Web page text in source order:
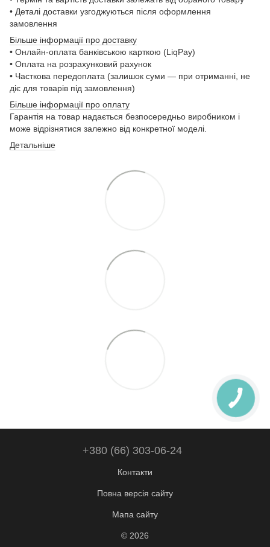
• Деталі доставки узгоджуються після оформлення
замовлення
Більше інформації про доставку
• Онлайн-оплата банківською карткою (LiqPay)
• Оплата на розрахунковий рахунок
• Часткова передоплата (залишок суми — при отриманні, не
діє для товарів під замовлення)
Більше інформації про оплату
Гарантія на товар надається безпосередньо виробником і
може відрізнятися залежно від конкретної моделі.
Детальніше
+380 (66) 303-06-24
Контакти
Повна версія сайту
Мапа сайту
© 2026